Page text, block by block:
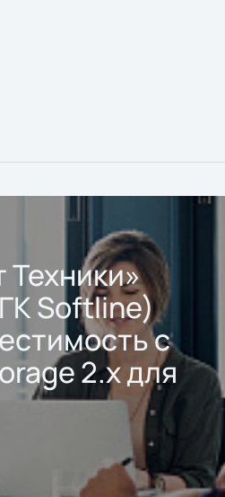
Softline)
с
2.x для